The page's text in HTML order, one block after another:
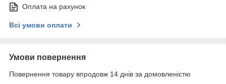
Оплата на рахунок
Всі умови оплати
Умови повернення
Повернення товару впродовж 14 днів за домовленістю